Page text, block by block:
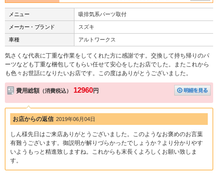
メニュー 吸排気系パーツ取付
メーカー・ブランド スズキ
車種 アルトワークス
気さくな代表に丁重な作業をしてくれた方に感謝です。交換して持ち帰りのパ
ーツなども丁重な梱包してもらい任せて安心をしたお店でした。またこれから
も色々お世話になりたいお店です。この度はありがとうございました。
費用総額 （消費税込） 12960円
お店からの返信 2019年06月04日
しん様先日はご来店ありがとうございました。このようなお褒めのお言葉
有難うございます。御説明が解りづらかったでしょうか？より分かりやす
いようもっと精進致しますね。これからも末長くよろしくお願い致しま
す。